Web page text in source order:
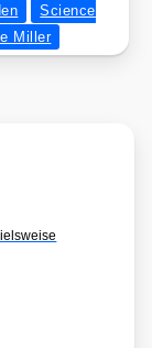
Science
Miller